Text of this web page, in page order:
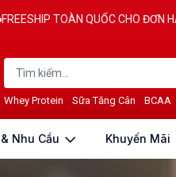
CHO ĐƠN HÀNG TỪ 1.500.000Đ
Whey Protein Sữa Tăng Cân BCAA
Nhu Cầu Khuyến Mãi